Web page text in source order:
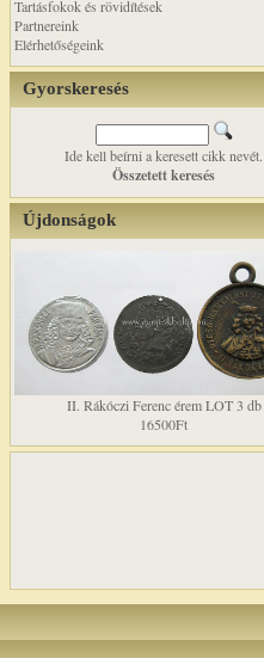
Tartásfokok és rövidítések
Partnereink
Elérhetőségeink
Gyorskeresés
Ide kell beírni a keresett cikk nevét.
Összetett keresés
Újdonságok
II. Rákóczi Ferenc érem LOT 3 db
16500Ft